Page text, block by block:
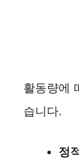
활동량에
습니다.
정